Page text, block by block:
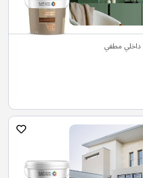
مطفي